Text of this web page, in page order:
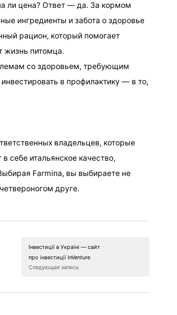
ли цена? Ответ — да. За кормом
ингредиенты и забота о здоровье
рацион, который помогает
жизнь питомца.
со здоровьем, требующим
в профилактику — в то,
владельцев, которые
себе итальянское качество,
Farmina, вы выбираете не
друге.
Інвестиції в Україні — сайт
про інвестиції InVenture
Следующая запись